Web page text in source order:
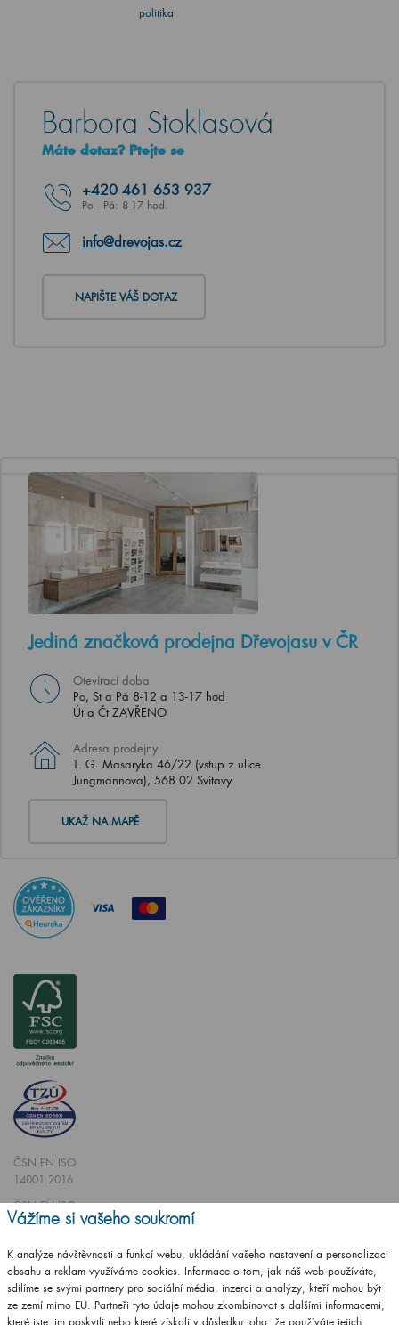
politika
Barbora Stoklasová
Máte dotaz? Ptejte se
+420 461 653 937
Po - Pá: 8-17 hod.
info@drevojas.cz
NAPIŠTE VÁŠ DOTAZ
Jediná značková prodejna Dřevojasu v ČR
Otevírací doba
Po, St a Pá 8-12 a 13-17 hod
Út a Čt ZAVŘENO
Adresa prodejny
T. G. Masaryka 46/22 (vstup z ulice
Jungmannova), 568 02 Svitavy
UKAŽ NA MAPĚ
ČSN EN ISO
14001:2016
ČSN EN ISO
9001:2016
Vážíme si vašeho soukromí
K analýze návštěvnosti a funkcí webu, ukládání vašeho nastavení a personalizaci
obsahu a reklam využíváme cookies. Informace o tom, jak náš web používáte,
sdílíme se svými partnery pro sociální média, inzerci a analýzy, kteří mohou být
ze zemí mimo EU. Partneři tyto údaje mohou zkombinovat s dalšími informacemi,
které jste jim poskytli nebo které získali v důsledku toho, že používáte jejich